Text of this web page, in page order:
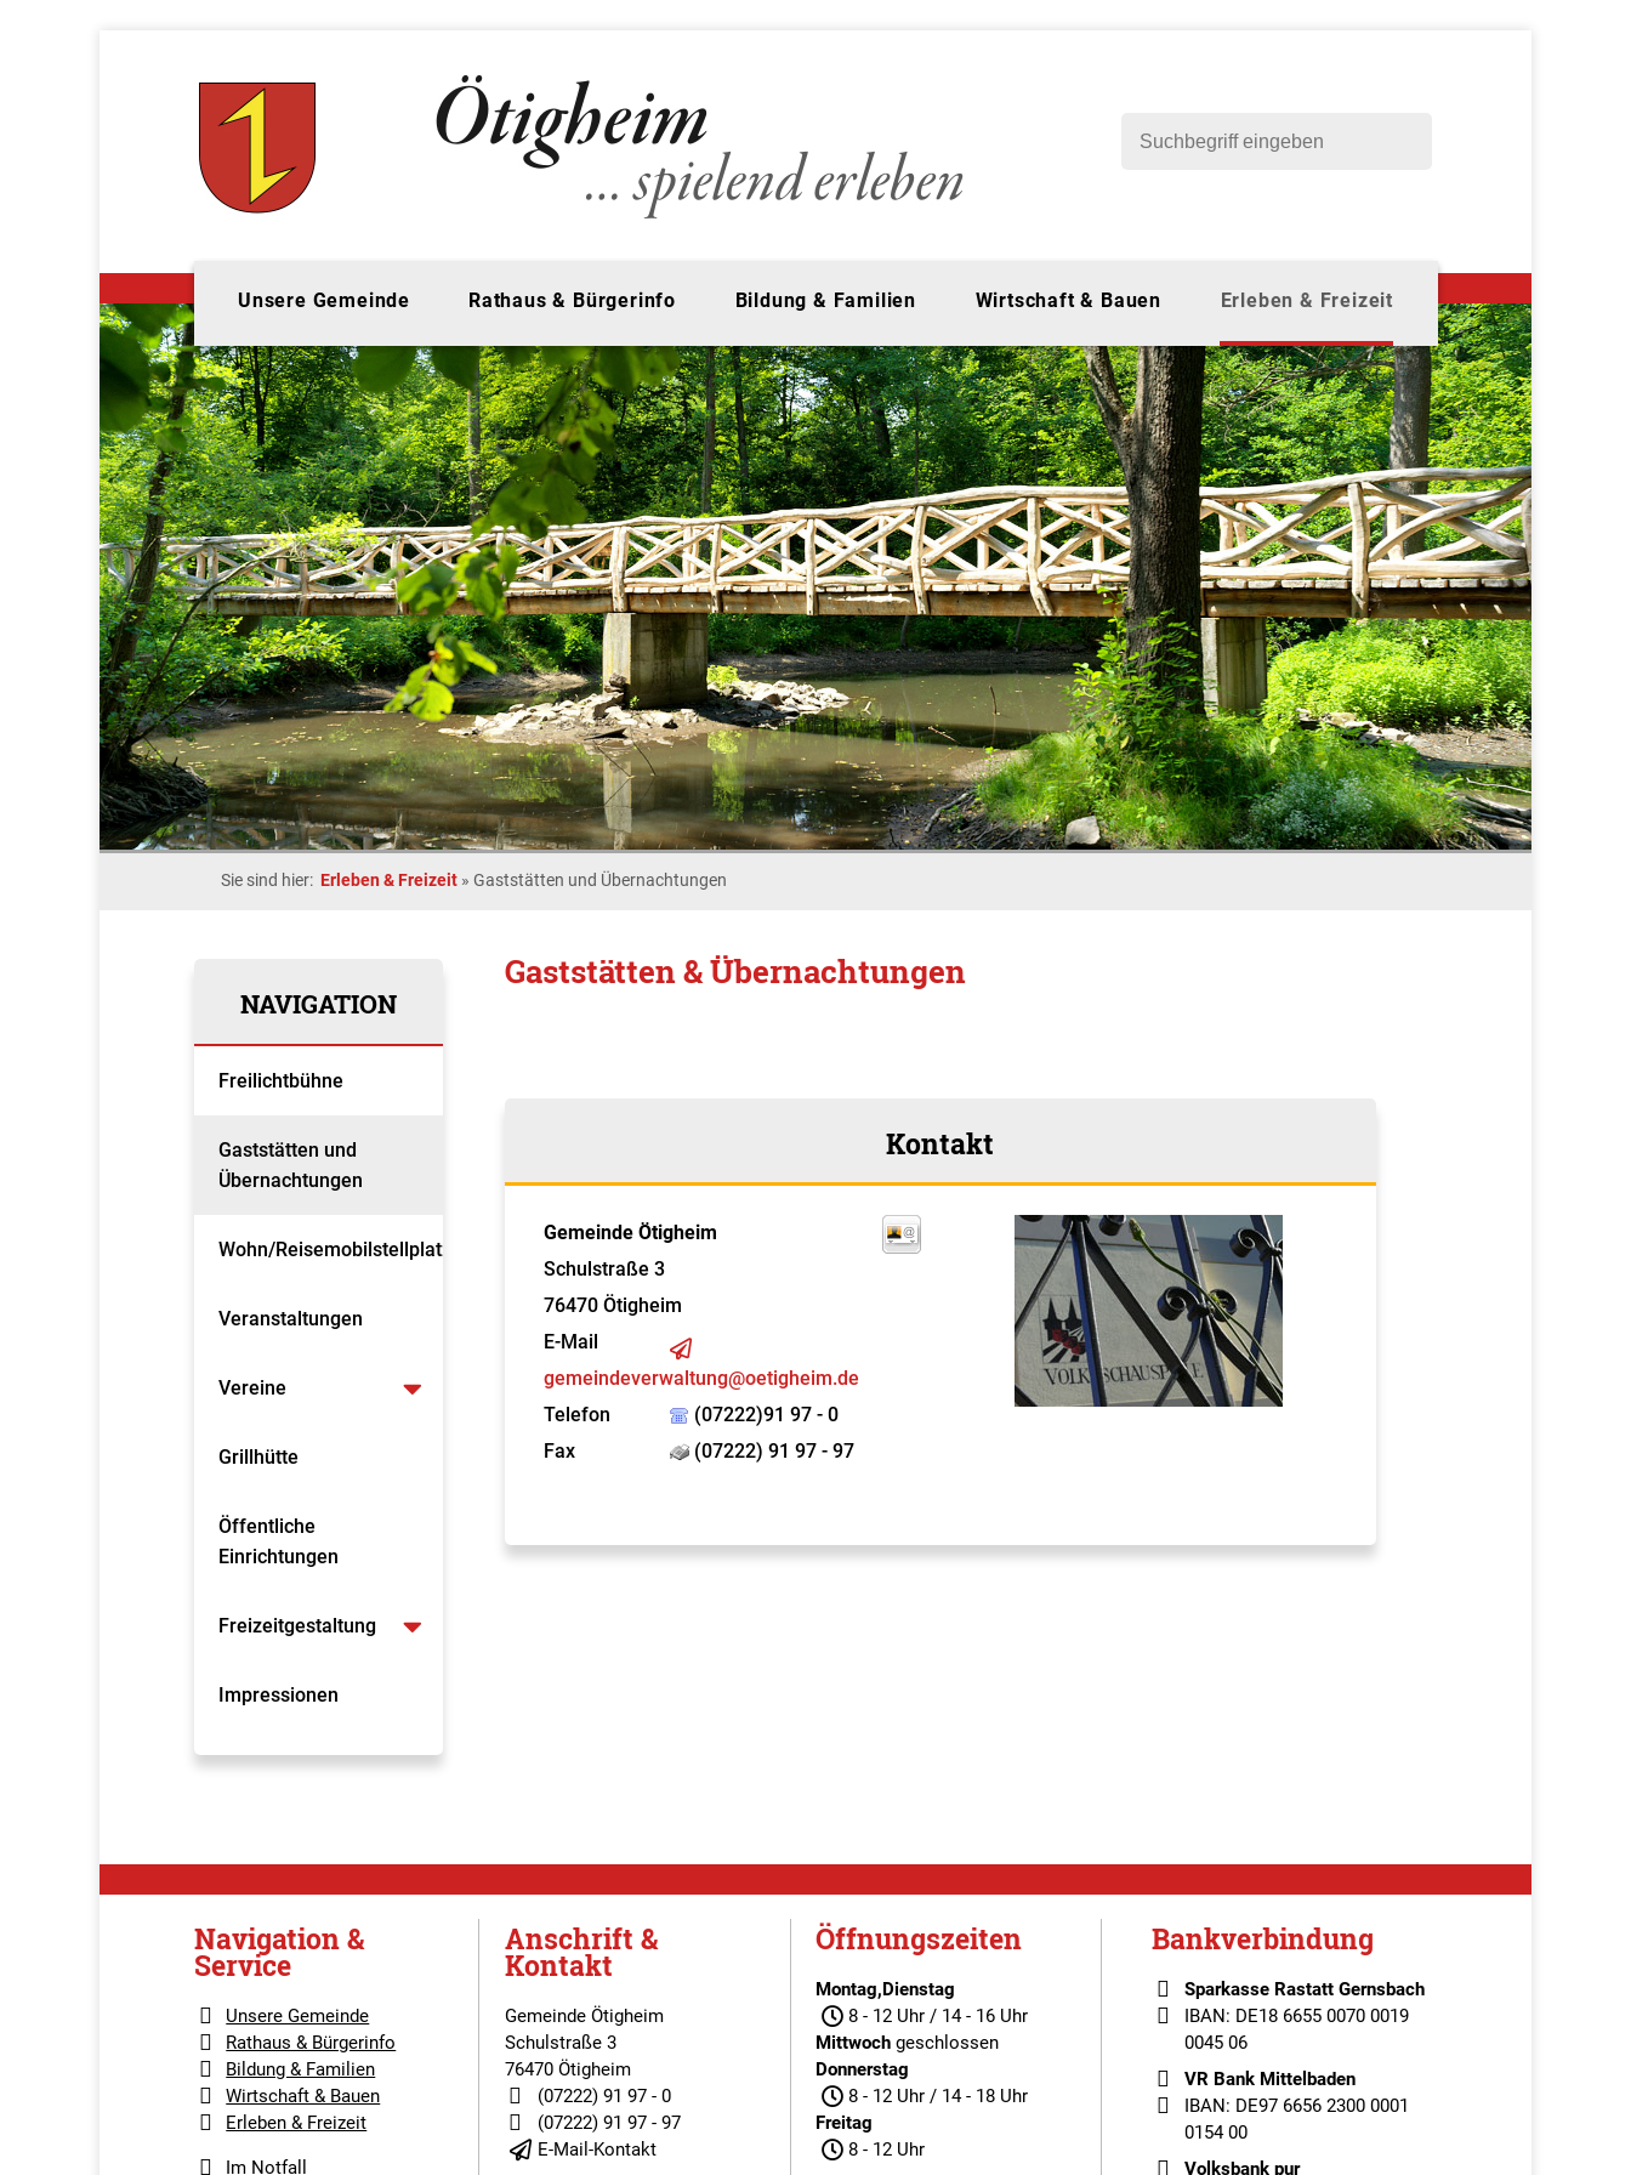
Unsere Gemeinde Rathaus & Bürgerinfo Bildung & Familien Wirtschaft & Bauen Erleben & Freizeit
Sie sind hier: Erleben & Freizeit » Gaststätten und Übernachtungen
NAVIGATION
Freilichtbühne
Gaststätten und
Übernachtungen
Wohn/Reisemobilstellplatz
Veranstaltungen
Vereine
Grillhütte
Öffentliche
Einrichtungen
Freizeitgestaltung
Impressionen
Gaststätten & Übernachtungen
Kontakt
Gemeinde Ötigheim
Schulstraße 3
76470 Ötigheim
E-Mail
gemeindeverwaltung@oetigheim.de
Telefon
(07222)91 97 - 0
Fax
(07222) 91 97 - 97
Navigation &
Service
Unsere Gemeinde
Rathaus & Bürgerinfo
Bildung & Familien
Wirtschaft & Bauen
Erleben & Freizeit
Im Notfall
Anschrift &
Kontakt
Gemeinde Ötigheim
Schulstraße 3
76470 Ötigheim
(07222) 91 97 - 0
(07222) 91 97 - 97
E-Mail-Kontakt
Öffnungszeiten
Montag,Dienstag
8 - 12 Uhr / 14 - 16 Uhr
Mittwoch geschlossen
Donnerstag
8 - 12 Uhr / 14 - 18 Uhr
Freitag
8 - 12 Uhr
Bankverbindung
Sparkasse Rastatt Gernsbach
IBAN: DE18 6655 0070 0019
0045 06
VR Bank Mittelbaden
IBAN: DE97 6656 2300 0001
0154 00
Volksbank pur